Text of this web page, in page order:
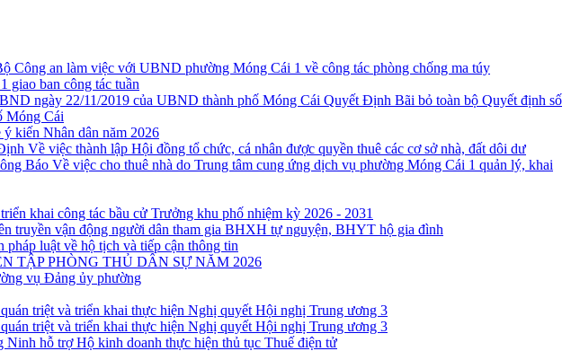
Công an làm việc với UBND phường Móng Cái 1 về công tác phòng chống ma túy
giao ban công tác tuần
Quyết Định Bãi bỏ toàn bộ Quyết định số
Móng Cái
kiến Nhân dân năm 2026
Về việc thành lập Hội đồng tổ chức, cá nhân được quyền thuê các cơ sở nhà, đất dôi dư
Báo Về việc cho thuê nhà do Trung tâm cung ứng dịch vụ phường Móng Cái 1 quản lý, khai
khai công tác bầu cử Trưởng khu phố nhiệm kỳ 2026 - 2031
truyền vận động người dân tham gia BHXH tự nguyện, BHYT hộ gia đình
luật về hộ tịch và tiếp cận thông tin
TẬP PHÒNG THỦ DÂN SỰ NĂM 2026
vụ Đảng ủy phường
triệt và triển khai thực hiện Nghị quyết Hội nghị Trung ương 3
triệt và triển khai thực hiện Nghị quyết Hội nghị Trung ương 3
Ninh hỗ trợ Hộ kinh doanh thực hiện thủ tục Thuế điện tử